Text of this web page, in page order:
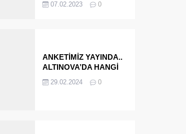
ÇINARCIK..
07.02.2023 0
ANKETİMİZ YAYINDA..
ALTINOVA’DA HANGİ
BAŞKANI OLARAK
29.02.2024 0